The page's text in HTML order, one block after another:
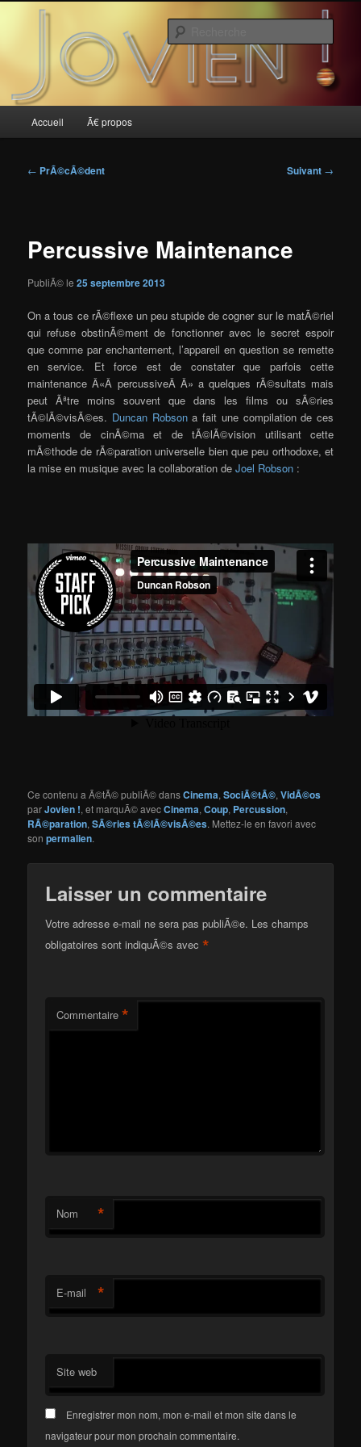
Jovien
principal
Accueil Ã€ propos
Navigation
← PrÃ©cÃ©dent Suivant →
Percussive Maintenance
PubliÃ© le25 septembre 2013
On a tous ce rÃ©flexe un peu stupide de cogner sur le matÃ©riel
qui refuse obstinÃ©ment de fonctionner avec le secret espoir
que comme par enchantement, l’appareil en question se remette
en service. Et force est de constater que parfois cette
maintenance Â«Â percussiveÂ Â» a quelques rÃ©sultats mais
peut Ãªtre moins souvent que dans les films ou sÃ©ries
tÃ©lÃ©visÃ©es. Duncan Robsona fait une compilation de ces
moments de cinÃ©ma et de tÃ©lÃ©vision utilisant cette
mÃ©thode de rÃ©paration universelle bien que peu orthodoxe, et
la mise en musique avec la collaboration deJoel Robson :
Ce contenu a Ã©tÃ© publiÃ© dansCinema,SociÃ©tÃ©,VidÃ©os
parJovien !, et marquÃ© avecCinema,Coup, Percussion,
RÃ©paration,SÃ©ries tÃ©lÃ©visÃ©es. Mettez-le en favori avec
sonpermalien.
Laisser un commentaire
Votre adresse e-mail ne sera pas publiÃ©e. Les champs
obligatoires sont indiquÃ©s avec*
Commentaire *
Nom *
E-mail *
Site web
Enregistrer mon nom, mon e-mail et mon site dans le
navigateur pour mon prochain commentaire.